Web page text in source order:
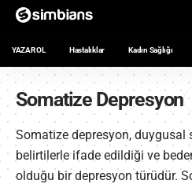
YAZAR OL Hastalıklar Kadın Sağlığı
Somatize Depresyon
Somatize depresyon, duygusal
belirtilerle ifade edildiği ve
olduğu bir depresyon türüdür.